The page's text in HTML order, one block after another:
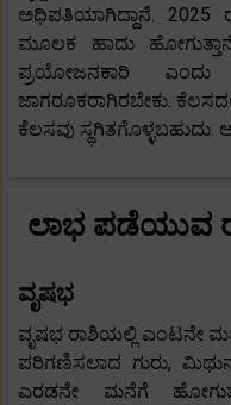
ಅಧಿಪತಿಯಾಗಿದ್ದಾನೆ. 2025
ಮೂಲಕ ಹಾದು
ಪ್ರಯೋಜನಕಾರಿ
ಜಾಗರೂಕರಾಗಿರಬೇಕು.
ಕೆಲಸವು
ಲಾಭ ಪಡೆಯುವ
ವೃಷಭ
ವೃಷಭ ರಾಶಿಯಲ್ಲಿ ಎಂಟನೇ
ಪರಿಗಣಿಸಲಾದ ಗುರು, ಮಿಥುನ
ಎರಡನೇ ಮನೆಗೆ